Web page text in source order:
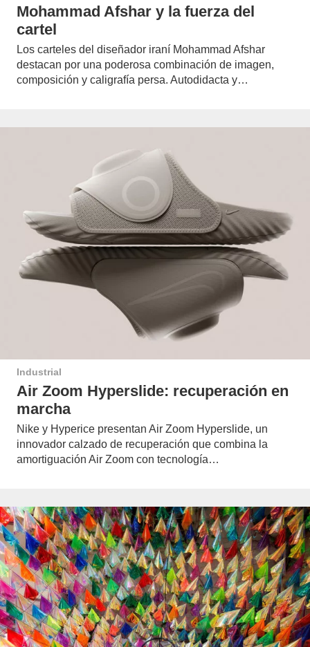
Mohammad Afshar y la fuerza del
cartel
Los carteles del diseñador iraní Mohammad Afshar
destacan por una poderosa combinación de imagen,
composición y caligrafía persa. Autodidacta y…
Industrial
Air Zoom Hyperslide: recuperación en
marcha
Nike y Hyperice presentan Air Zoom Hyperslide, un
innovador calzado de recuperación que combina la
amortiguación Air Zoom con tecnología…